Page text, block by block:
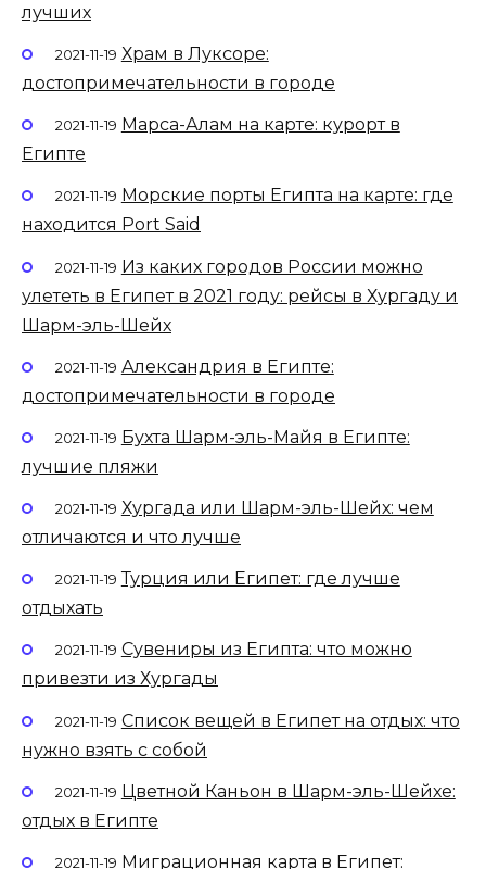
лучших
2021-11-19 Храм в Луксоре:
достопримечательности в городе
2021-11-19 Марса-Алам на карте: курорт в
Египте
2021-11-19 Морские порты Египта на карте: где
находится Port Said
2021-11-19 Из каких городов России можно
улететь в Египет в 2021 году: рейсы в Хургаду и
Шарм-эль-Шейх
2021-11-19 Александрия в Египте:
достопримечательности в городе
2021-11-19 Бухта Шарм-эль-Майя в Египте:
лучшие пляжи
2021-11-19 Хургада или Шарм-эль-Шейх: чем
отличаются и что лучше
2021-11-19 Турция или Египет: где лучше
отдыхать
2021-11-19 Сувениры из Египта: что можно
привезти из Хургады
2021-11-19 Список вещей в Египет на отдых: что
нужно взять с собой
2021-11-19 Цветной Каньон в Шарм-эль-Шейхе:
отдых в Египте
2021-11-19 Миграционная карта в Египет: